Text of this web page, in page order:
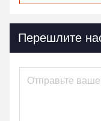
Перешлите